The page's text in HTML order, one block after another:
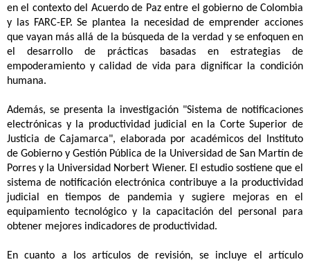
en el contexto del Acuerdo de Paz entre el gobierno de Colombia
y las FARC-EP. Se plantea la necesidad de emprender acciones
que vayan más allá de la búsqueda de la verdad y se enfoquen en
el desarrollo de prácticas basadas en estrategias de
empoderamiento y calidad de vida para dignificar la condición
humana.
Además, se presenta la investigación "Sistema de notificaciones
electrónicas y la productividad judicial en la Corte Superior de
Justicia de Cajamarca", elaborada por académicos del Instituto
de Gobierno y Gestión Pública de la Universidad de San Martín de
Porres y la Universidad Norbert Wiener. El estudio sostiene que el
sistema de notificación electrónica contribuye a la productividad
judicial en tiempos de pandemia y sugiere mejoras en el
equipamiento tecnológico y la capacitación del personal para
obtener mejores indicadores de productividad.
En cuanto a los artículos de revisión, se incluye el artículo